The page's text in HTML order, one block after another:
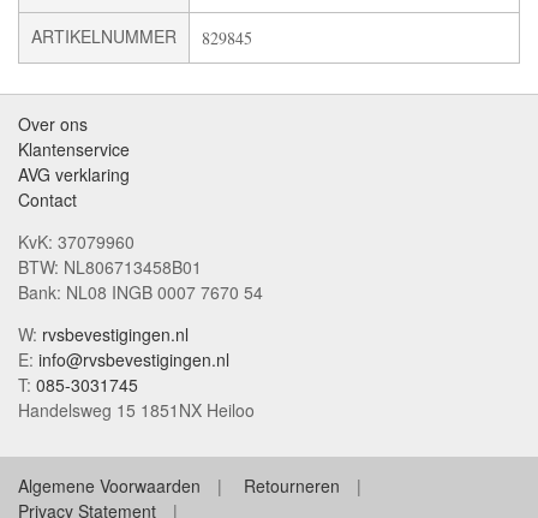
ARTIKELNUMMER 829845
Over ons
Klantenservice
AVG verklaring
Contact
KvK: 37079960
BTW: NL806713458B01
Bank: NL08 INGB 0007 7670 54
W: rvsbevestigingen.nl
E: info@rvsbevestigingen.nl
T: 085-3031745
Handelsweg 15 1851NX Heiloo
Algemene Voorwaarden
Retourneren
Privacy Statement